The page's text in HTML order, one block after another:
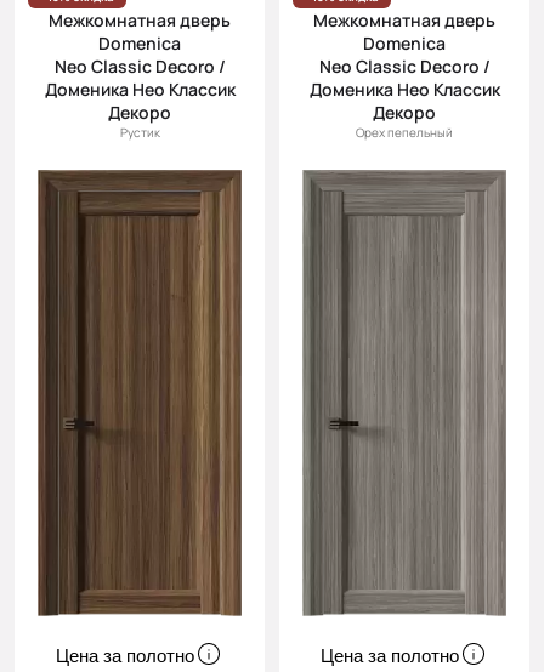
Межкомнатная дверь
Domenica
Neo Classic Decoro /
Доменика Нео Классик
Декоро
Рустик
Цена за полотно
Межкомнатная дверь
Domenica
Neo Classic Decoro /
Доменика Нео Классик
Декоро
Орех пепельный
Цена за полотно